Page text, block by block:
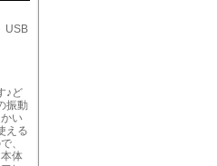
USB
♪ど
振動
い
える
、
体